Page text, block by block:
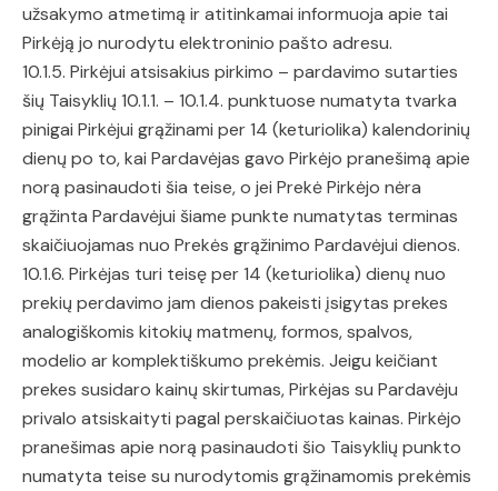
užsakymo atmetimą ir atitinkamai informuoja apie tai
Pirkėją jo nurodytu elektroninio pašto adresu.
10.1.5. Pirkėjui atsisakius pirkimo – pardavimo sutarties
šių Taisyklių 10.1.1. – 10.1.4. punktuose numatyta tvarka
pinigai Pirkėjui grąžinami per 14 (keturiolika) kalendorinių
dienų po to, kai Pardavėjas gavo Pirkėjo pranešimą apie
norą pasinaudoti šia teise, o jei Prekė Pirkėjo nėra
grąžinta Pardavėjui šiame punkte numatytas terminas
skaičiuojamas nuo Prekės grąžinimo Pardavėjui dienos.
10.1.6. Pirkėjas turi teisę per 14 (keturiolika) dienų nuo
prekių perdavimo jam dienos pakeisti įsigytas prekes
analogiškomis kitokių matmenų, formos, spalvos,
modelio ar komplektiškumo prekėmis. Jeigu keičiant
prekes susidaro kainų skirtumas, Pirkėjas su Pardavėju
privalo atsiskaityti pagal perskaičiuotas kainas. Pirkėjo
pranešimas apie norą pasinaudoti šio Taisyklių punkto
numatyta teise su nurodytomis grąžinamomis prekėmis